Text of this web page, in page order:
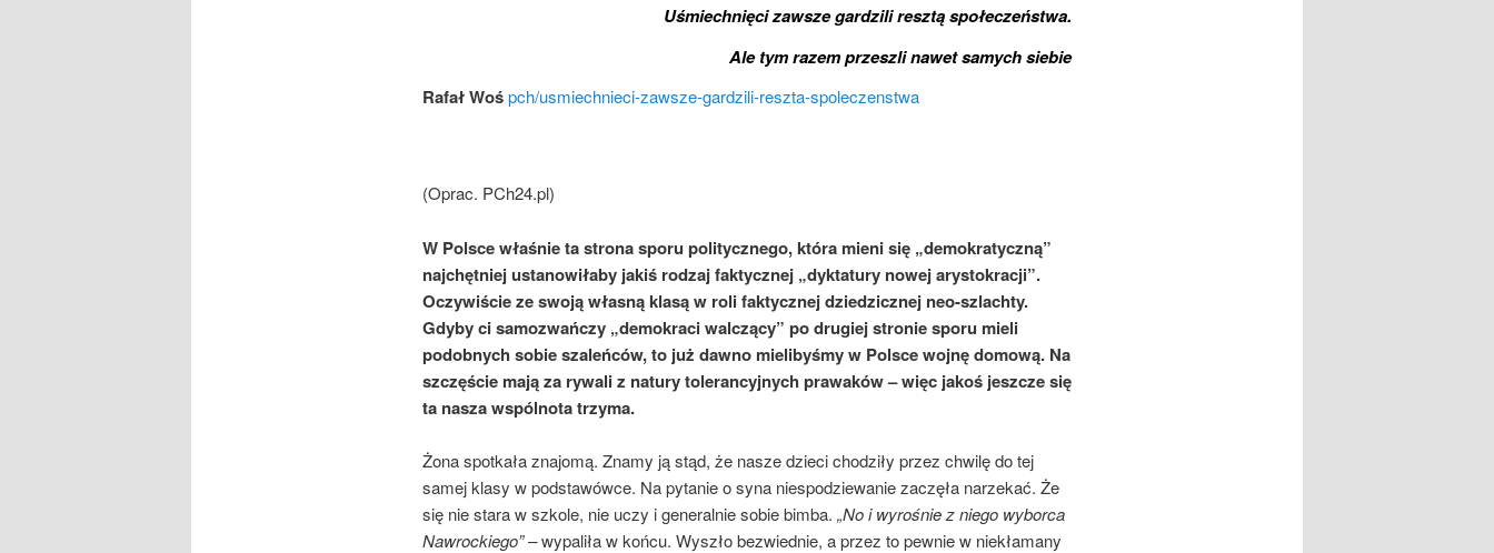
Uśmiechnięci zawsze gardzili resztą społeczeństwa.
Ale tym razem przeszli nawet samych siebie
Rafał Wośpch/usmiechnieci-zawsze-gardzili-reszta-spoleczenstwa
(Oprac. PCh24.pl)
W Polsce właśnie ta strona sporu politycznego, która mieni się „demokratyczną”
najchętniej ustanowiłaby jakiś rodzaj faktycznej „dyktatury nowej arystokracji”.
Oczywiście ze swoją własną klasą w roli faktycznej dziedzicznej neo-szlachty.
Gdyby ci samozwańczy „demokraci walczący” po drugiej stronie sporu mieli
podobnych sobie szaleńców, to już dawno mielibyśmy w Polsce wojnę domową. Na
szczęście mają za rywali z natury tolerancyjnych prawaków – więc jakoś jeszcze się
ta nasza wspólnota trzyma.
Żona spotkała znajomą. Znamy ją stąd, że nasze dzieci chodziły przez chwilę do tej
samej klasy w podstawówce. Na pytanie o syna niespodziewanie zaczęła narzekać. Że
się nie stara w szkole, nie uczy i generalnie sobie bimba. „No i wyrośnie z niego wyborca
Nawrockiego” –wypaliła w końcu. Wyszło bezwiednie, a przez to pewnie w niekłamany